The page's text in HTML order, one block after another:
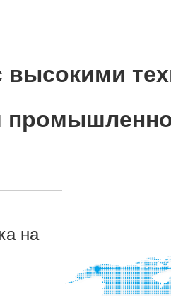
высокими
на